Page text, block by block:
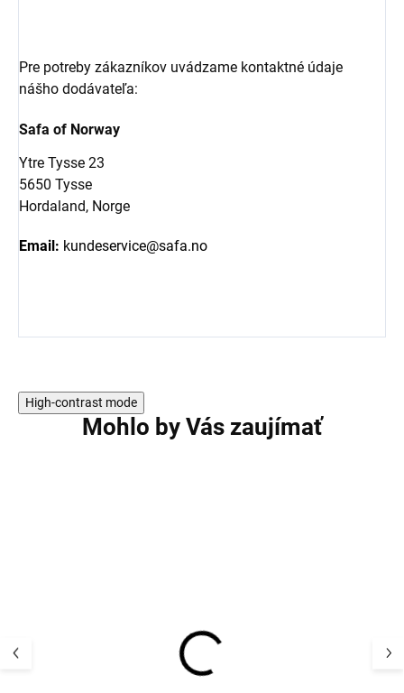
Pre potreby zákazníkov uvádzame kontaktné údaje
nášho dodávateľa:
Safa of Norway
Ytre Tysse 23
5650 Tysse
Hordaland, Norge
Email: kundeservice@safa.no
High-contrast mode
Mohlo by Vás zaujímať